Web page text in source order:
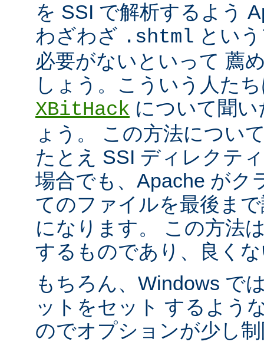
を SSI で解析するよう
わざわざ .shtml とい
必要がないといって 薦
しょう。こういう人た
XBitHack について聞
ょう。 この方法につい
たとえ SSI ディレクテ
場合でも、Apache がク
てのファイルを最後ま
になります。 この方法
するものであり、良く
もちろん、Windows で
ットをセット するよう
のでオプションが少し